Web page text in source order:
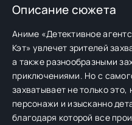
Описание сюжета
Аниме «Детективное
Кэт» увлечет зрителей
а также разнообразными
приключениями. Но с
захватывает не только
персонажи и изысканно
благодаря которой все